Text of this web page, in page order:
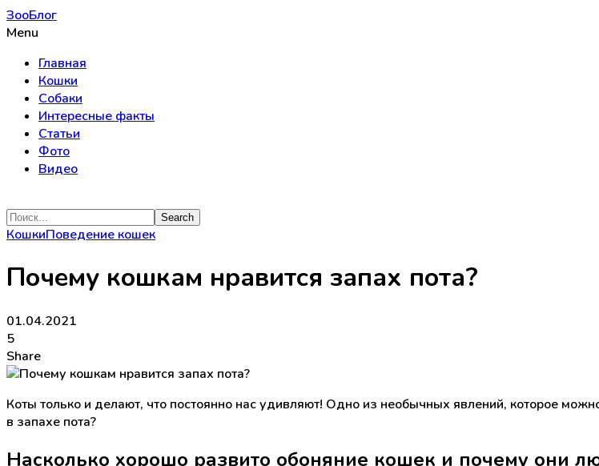
ЗооБлог
Menu
Главная
Кошки
Собаки
Интересные факты
Статьи
Фото
Видео
КошкиПоведение кошек
Почему кошкам нравится запах пота?
01.04.2021
5
Share
Коты только и делают, что постоянно нас удивляют! Одно из необычных явлений, которое
в запахе пота?
Насколько хорошо развито обоняние кошек и почему они